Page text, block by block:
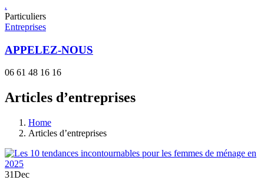
.
Particuliers
Entreprises
APPELEZ-NOUS
06 61 48 16 16
Articles d’entreprises
Home
Articles d’entreprises
31Dec